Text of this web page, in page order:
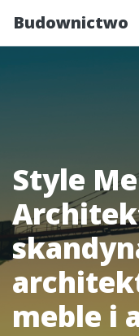
Budownictwo
Style
meble i